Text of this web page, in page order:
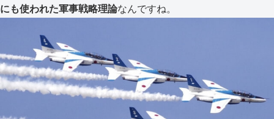
にも使われた軍事戦略理論なんですね。